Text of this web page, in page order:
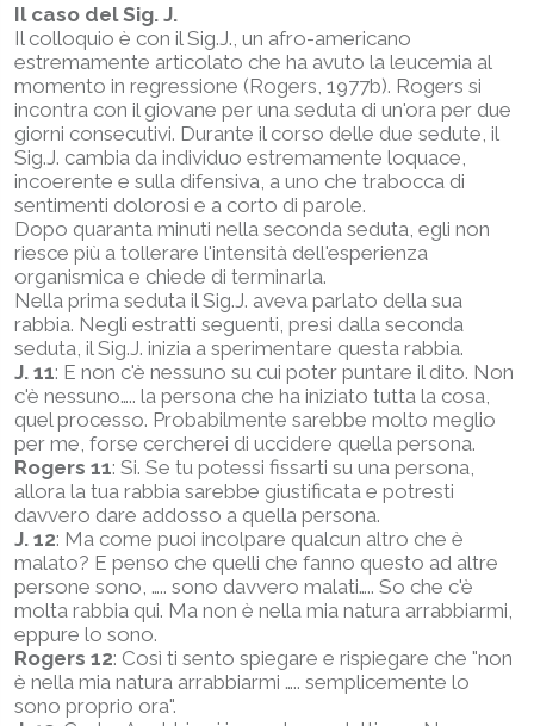
Il caso del Sig. J.
Il colloquio è con il Sig.J., un afro-americano
estremamente articolato che ha avuto la leucemia al
momento in regressione (Rogers, 1977b). Rogers si
incontra con il giovane per una seduta di un'ora per due
giorni consecutivi. Durante il corso delle due sedute, il
Sig.J. cambia da individuo estremamente loquace,
incoerente e sulla difensiva, a uno che trabocca di
sentimenti dolorosi e a corto di parole.
Dopo quaranta minuti nella seconda seduta, egli non
riesce più a tollerare l'intensità dell'esperienza
organismica e chiede di terminarla.
Nella prima seduta il Sig.J. aveva parlato della sua
rabbia. Negli estratti seguenti, presi dalla seconda
seduta, il Sig.J. inizia a sperimentare questa rabbia.
J. 11: E non c'è nessuno su cui poter puntare il dito. Non
c'è nessuno….. la persona che ha iniziato tutta la cosa,
quel processo. Probabilmente sarebbe molto meglio
per me, forse cercherei di uccidere quella persona.
Rogers 11: Si. Se tu potessi fissarti su una persona,
allora la tua rabbia sarebbe giustificata e potresti
davvero dare addosso a quella persona.
J. 12: Ma come puoi incolpare qualcun altro che è
malato? E penso che quelli che fanno questo ad altre
persone sono, ….. sono davvero malati….. So che c'è
molta rabbia qui. Ma non è nella mia natura arrabbiarmi,
eppure lo sono.
Rogers 12: Così ti sento spiegare e rispiegare che "non
è nella mia natura arrabbiarmi ….. semplicemente lo
sono proprio ora".